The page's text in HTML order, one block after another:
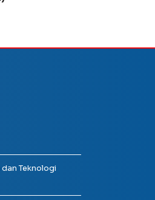
Teknologi